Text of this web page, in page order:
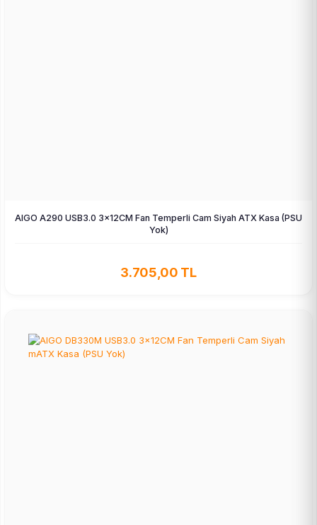
AIGO A290 USB3.0 3×12CM Fan Temperli Cam Siyah ATX Kasa (PSU
Yok)
3.705,00 TL